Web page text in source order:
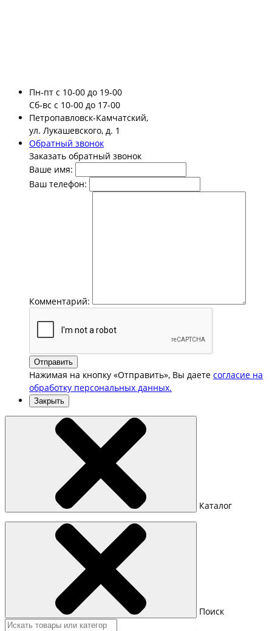
Пн-пт с 10-00 до 19-00
Сб-вс с 10-00 до 17-00
Петропавловск-Камчатский,
ул. Лукашевского, д. 1
Обратный звонок
Заказать обратный звонок
Ваше имя:
Ваш телефон:
Комментарий:
Отправить
Нажимая на кнопку «Отправить», Вы даете согласие на
обработку персональных данных.
Закрыть
Каталог
Поиск